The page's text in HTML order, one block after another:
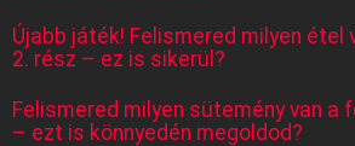
Újabb játék! Felismered milyen étel
2. rész – ez is sikerül?
Felismered milyen sütemény van a
– ezt is könnyedén megoldod?